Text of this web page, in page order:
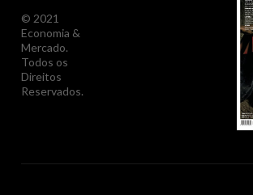
© 2021
Economia &
Mercado.
Todos os
Direitos
Reservados.